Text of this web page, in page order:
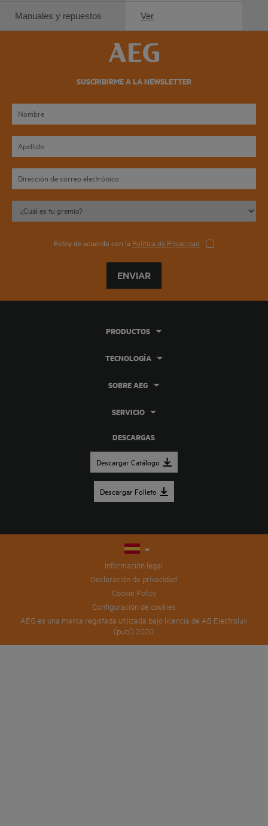
Manuales y repuestos Ver
SUSCRIBIRME A LA NEWSLETTER
Estoy de acuerdo con la Política de Privacidad
ENVIAR
DESCARGAS
Descargar Catálogo
Descargar Folleto
PRODUCTOS
TECNOLOGÍA
SOBRE AEG
SERVICIO
Información legal
Declaración de privacidad
Cookie Policy
Configuración de cookies
AEG es una marca registada utilizada bajo licencia de AB Electrolux
(publ) 2020